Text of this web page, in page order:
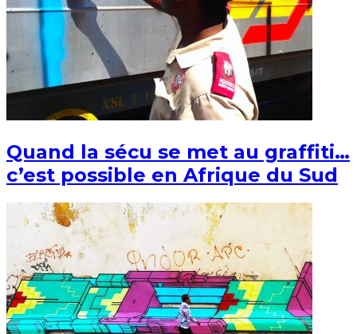
Quand la sécu se met au graffiti…
c’est possible en Afrique du Sud